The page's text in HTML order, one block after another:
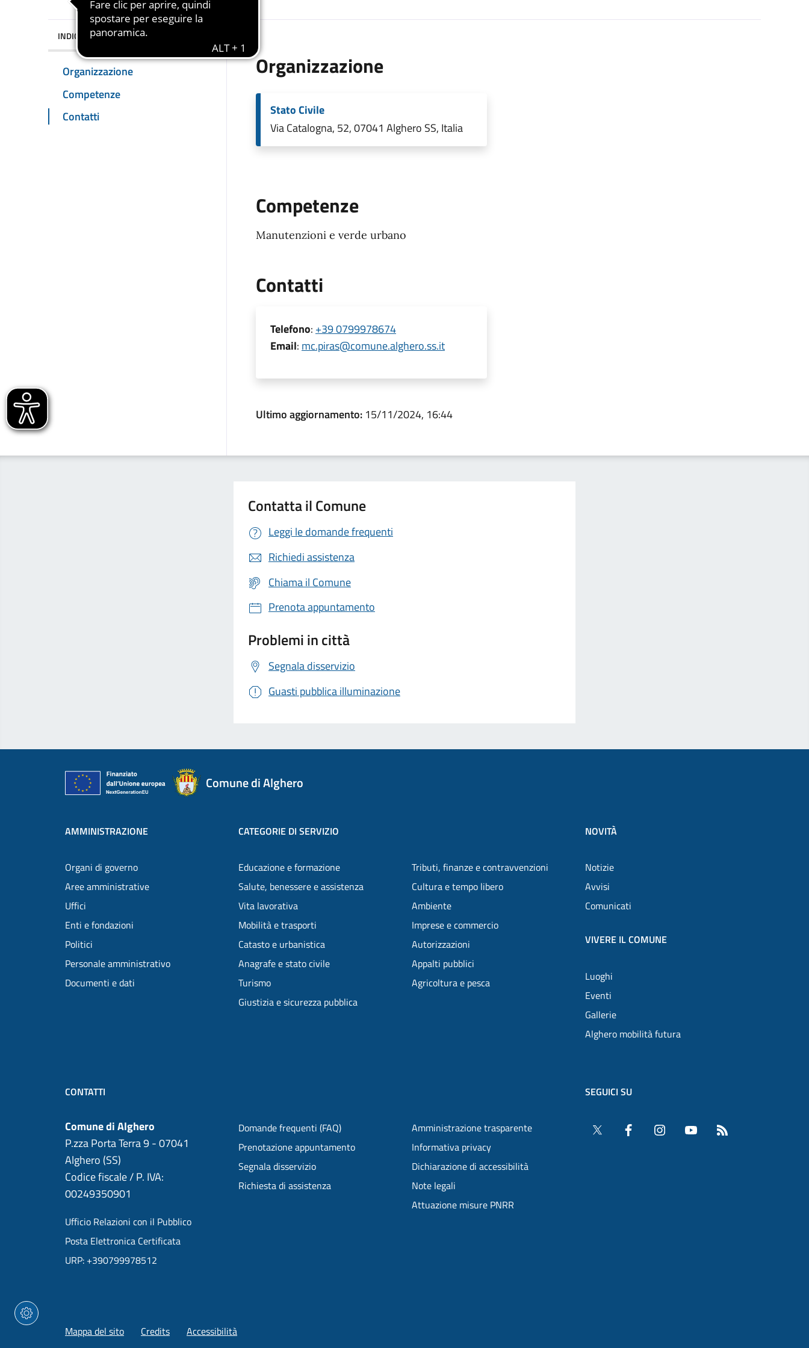
INDICE DELLA PAGINA
Organizzazione
Competenze
Contatti
Organizzazione
Stato Civile
Via Catalogna, 52, 07041 Alghero SS, Italia
Competenze
Manutenzioni e verde urbano
Contatti
Telefono: +39 0799978674
Email: mc.piras@comune.alghero.ss.it
Ultimo aggiornamento: 15/11/2024, 16:44
Contatta il Comune
Leggi le domande frequenti
Richiedi assistenza
Chiama il Comune
Prenota appuntamento
Problemi in città
Segnala disservizio
Guasti pubblica illuminazione
Comune di Alghero
AMMINISTRAZIONE
Organi di governo
Aree amministrative
Uffici
Enti e fondazioni
Politici
Personale amministrativo
Documenti e dati
CATEGORIE DI SERVIZIO
Educazione e formazione
Salute, benessere e assistenza
Vita lavorativa
Mobilità e trasporti
Catasto e urbanistica
Anagrafe e stato civile
Turismo
Giustizia e sicurezza pubblica
Tributi, finanze e contravvenzioni
Cultura e tempo libero
Ambiente
Imprese e commercio
Autorizzazioni
Appalti pubblici
Agricoltura e pesca
NOVITÀ
Notizie
Avvisi
Comunicati
VIVERE IL COMUNE
Luoghi
Eventi
Gallerie
Alghero mobilità futura
CONTATTI
Comune di Alghero
P.zza Porta Terra 9 - 07041
Alghero (SS)
Codice fiscale / P. IVA:
00249350901
Ufficio Relazioni con il Pubblico
Posta Elettronica Certificata
URP: +390799978512
Domande frequenti (FAQ)
Prenotazione appuntamento
Segnala disservizio
Richiesta di assistenza
Amministrazione trasparente
Informativa privacy
Dichiarazione di accessibilità
Note legali
Attuazione misure PNRR
SEGUICI SU
Twitter Facebook InstagramYouTube
Mappa del sito Credits Accessibilità